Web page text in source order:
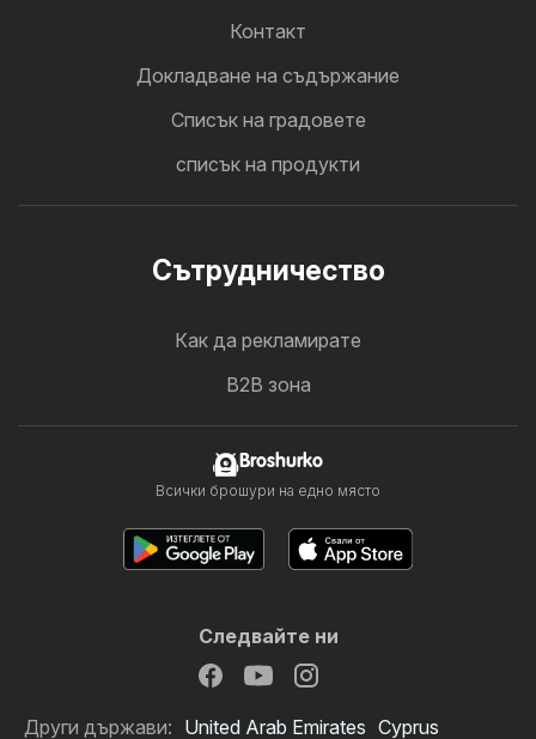
Контакт
Докладване на съдържание
Cписък на градовете
списък на продукти
Cътрудничество
Как да рекламирате
B2B зона
Broshurko
Всички брошури на едно място
Следвайте ни
Други държави: United Arab Emirates Cyprus